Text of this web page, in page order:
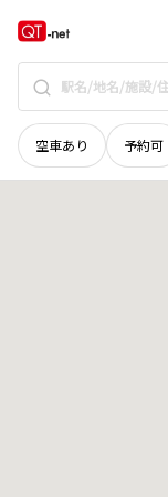
空車あり 予約可
山口県